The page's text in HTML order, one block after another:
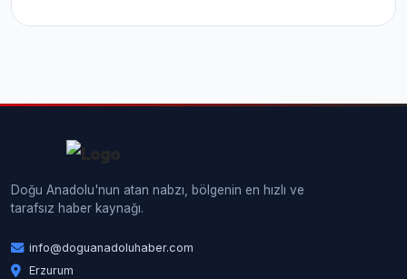
Doğu Anadolu'nun atan nabzı, bölgenin en hızlı ve
tarafsız haber kaynağı.
info@doguanadoluhaber.com
Erzurum